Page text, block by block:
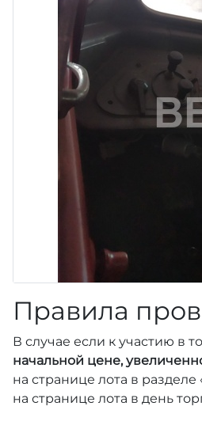
Правила
В случае если к участию в
начальной цене,
на странице лота в
на странице лота в день